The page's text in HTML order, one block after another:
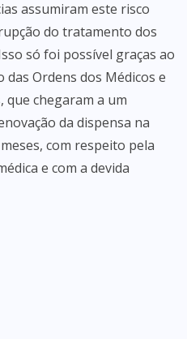
assumiram este risco
do tratamento dos
só foi possível graças ao
Ordens dos Médicos e
que chegaram a um
da dispensa na
com respeito pela
e com a devida